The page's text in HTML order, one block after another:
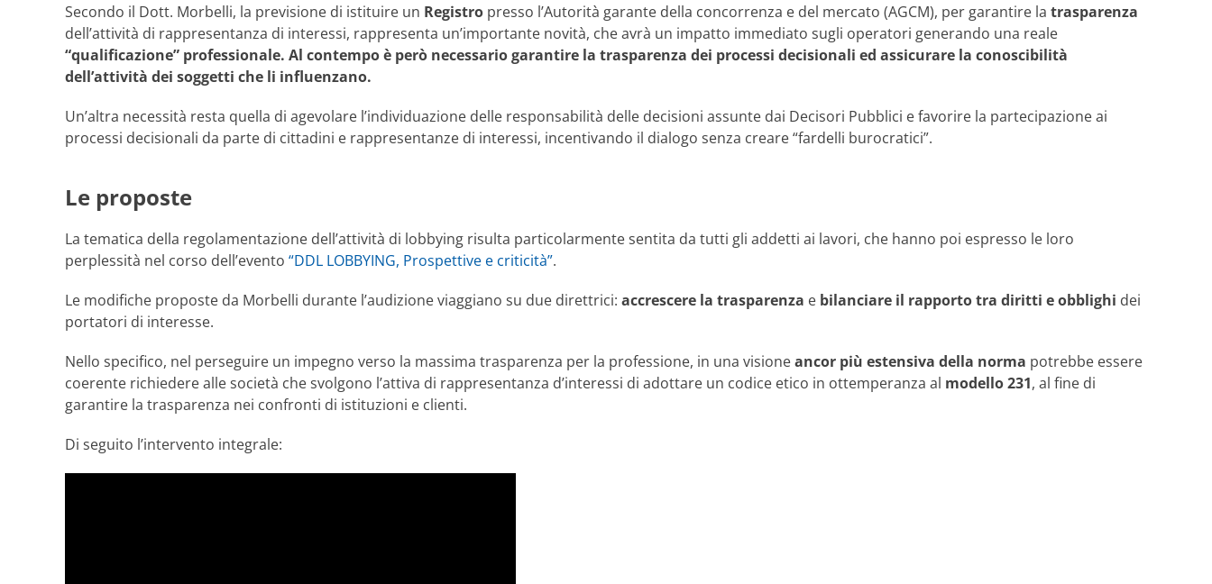
Secondo il Dott. Morbelli, la previsione di istituire un Registro presso l’Autorità garante della concorrenza e del mercato (AGCM), per garantire la trasparenza
dell’attività di rappresentanza di interessi, rappresenta un’importante novità, che avrà un impatto immediato sugli operatori generando una reale
“qualificazione” professionale. Al contempo è però necessario garantire la trasparenza dei processi decisionali ed assicurare la conoscibilità
dell’attività dei soggetti che li influenzano.
Un’altra necessità resta quella di agevolare l’individuazione delle responsabilità delle decisioni assunte dai Decisori Pubblici e favorire la partecipazione ai
processi decisionali da parte di cittadini e rappresentanze di interessi, incentivando il dialogo senza creare “fardelli burocratici”.
Le proposte
La tematica della regolamentazione dell’attività di lobbying risulta particolarmente sentita da tutti gli addetti ai lavori, che hanno poi espresso le loro
perplessità nel corso dell’evento “DDL LOBBYING, Prospettive e criticità”.
Le modifiche proposte da Morbelli durante l’audizione viaggiano su due direttrici: accrescere la trasparenza e bilanciare il rapporto tra diritti e obblighi dei
portatori di interesse.
Nello specifico, nel perseguire un impegno verso la massima trasparenza per la professione, in una visioneancor più estensiva della norma potrebbe essere
coerente richiedere alle società che svolgono l’attiva di rappresentanza d’interessi di adottare un codice etico in ottemperanza al modello 231, al fine di
garantire la trasparenza nei confronti di istituzioni e clienti.
Di seguito l’intervento integrale: